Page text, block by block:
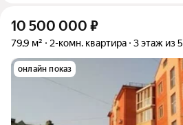
10 500 000 ₽
79,9 м² 2-комн. квартира 3 этаж из 5
онлайн показ